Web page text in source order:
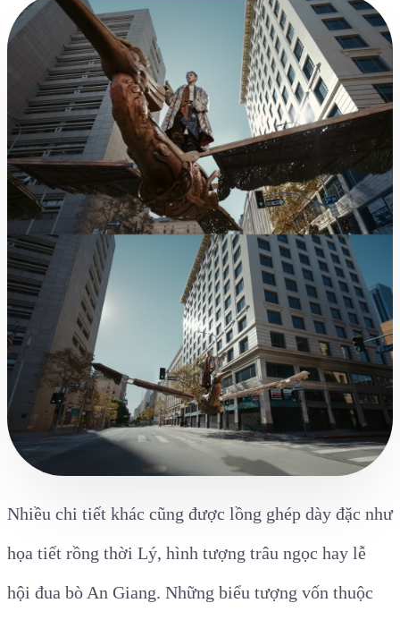
Nhiều chi tiết khác cũng được lồng ghép dày đặc như
họa tiết rồng thời Lý, hình tượng trâu ngọc hay lễ
hội đua bò An Giang. Những biểu tượng vốn thuộc